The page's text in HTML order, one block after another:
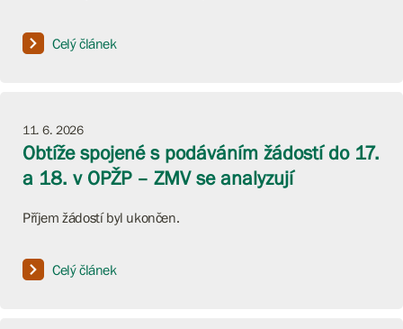
Celý článek
11. 6. 2026
Obtíže spojené s podáváním žádostí do 17.
a 18. v OPŽP – ZMV se analyzují
Příjem žádostí byl ukončen.
Celý článek